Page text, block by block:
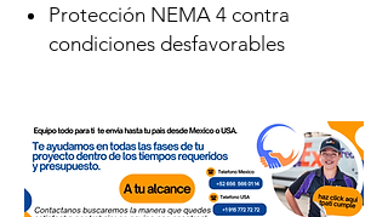
Protección NEMA 4 contra
condiciones desfavorables